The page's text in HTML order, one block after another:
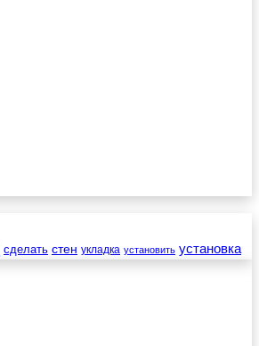
сделать стен укладка установить установка